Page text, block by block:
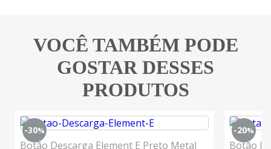
VOCÊ TAMBÉM PODE
GOSTAR DESSES
PRODUTOS
-30%
Botão Descarga Element E Preto Metal
-20%
Botão